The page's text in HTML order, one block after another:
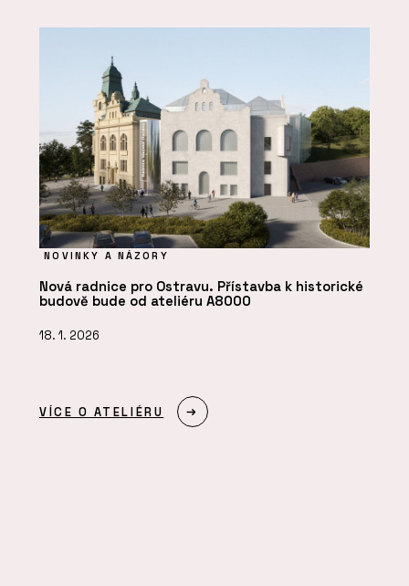
NOVINKY A NÁZORY
Nová radnice pro Ostravu. Přístavba k historické
budově bude od ateliéru A8000
18. 1. 2026
VÍCE O ATELIÉRU